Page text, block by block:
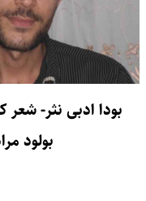
بودا ادبی نثر-
بولود